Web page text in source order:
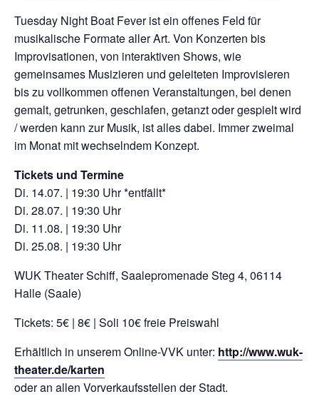
Tuesday Night Boat Fever ist ein offenes Feld für
musikalische Formate aller Art. Von Konzerten bis
Improvisationen, von interaktiven Shows, wie
gemeinsames Musizieren und geleiteten Improvisieren
bis zu vollkommen offenen Veranstaltungen, bei denen
gemalt, getrunken, geschlafen, getanzt oder gespielt wird
/ werden kann zur Musik, ist alles dabei. Immer zweimal
im Monat mit wechselndem Konzept.
Tickets und Termine
Di. 14.07. | 19:30 Uhr *entfällt*
Di. 28.07. | 19:30 Uhr
Di. 11.08. | 19:30 Uhr
Di. 25.08. | 19:30 Uhr
WUK Theater Schiff, Saalepromenade Steg 4, 06114
Halle (Saale)
Tickets: 5€ | 8€ | Soli 10€ freie Preiswahl
Erhältlich in unserem Online-VVK unter: http://www.wuk-
theater.de/karten
oder an allen Vorverkaufsstellen der Stadt.